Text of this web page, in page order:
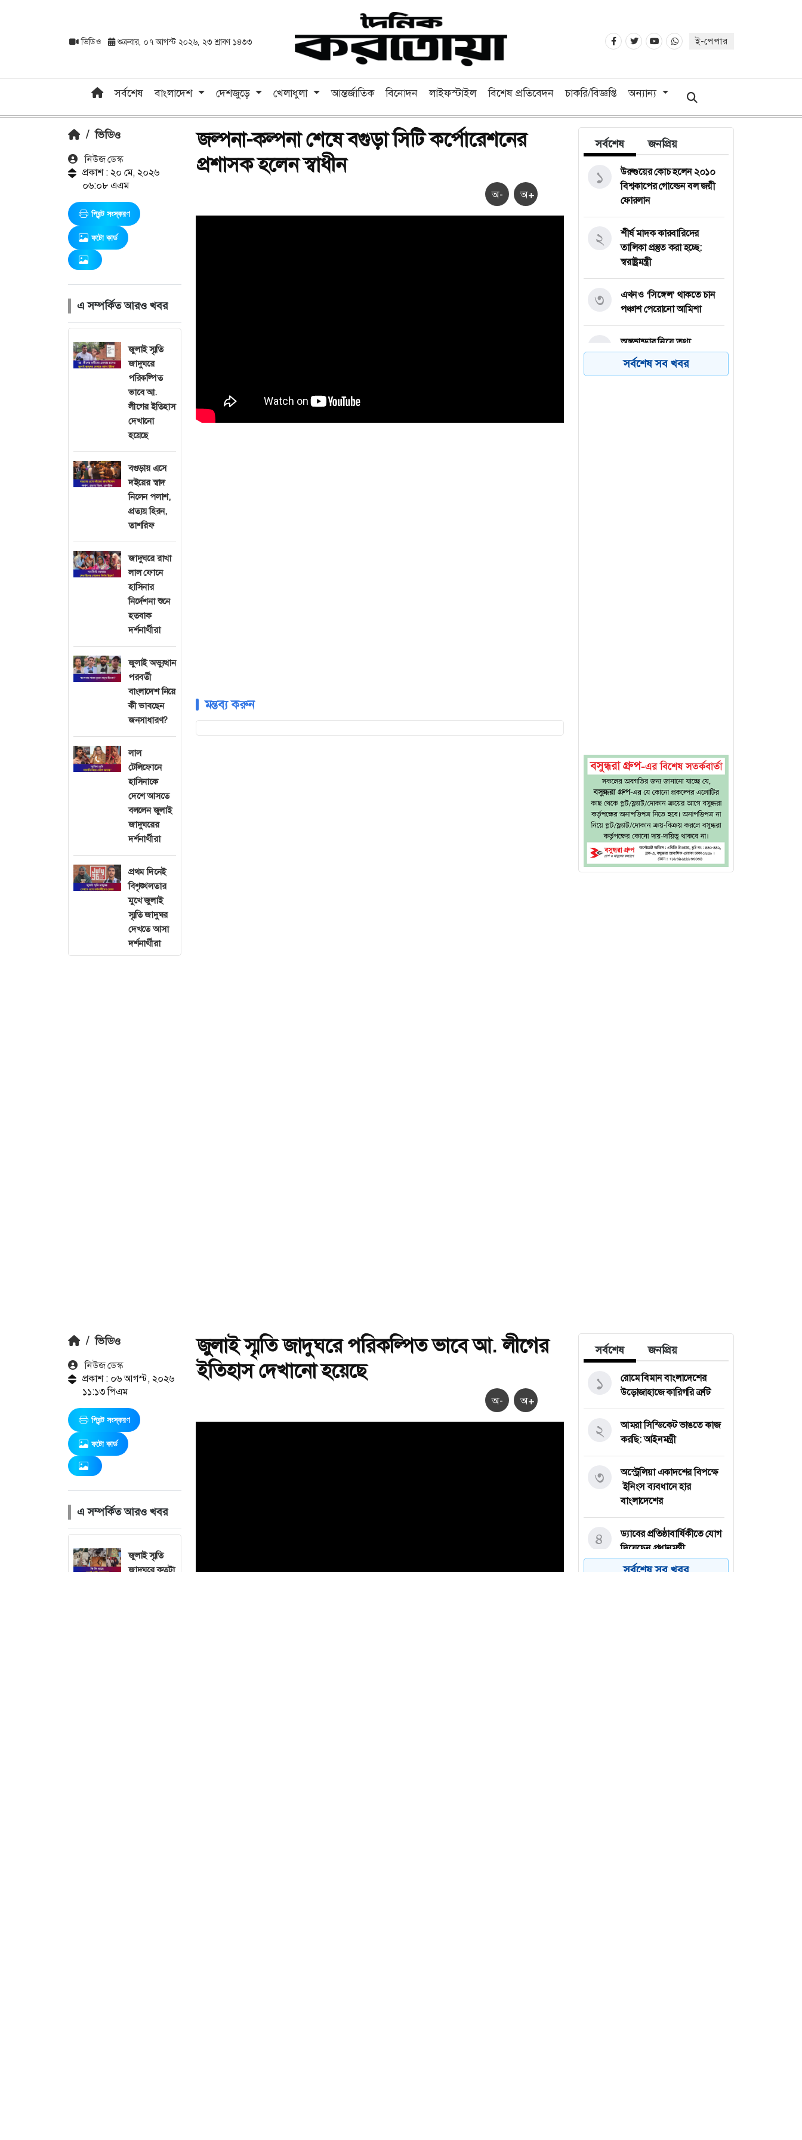
ভিডিও শুক্রবার, ০৭ আগস্ট ২০২৬, ২৩ শ্রাবণ ১৪৩৩ ই-পেপার
সর্বশেষ বাংলাদেশ দেশজুড়ে খেলাধুলা আন্তর্জাতিক বিনোদন লাইফস্টাইল বিশেষ প্রতিবেদন চাকরি/বিজ্ঞপ্তি অন্যান্য
/ ভিডিও
নিউজ ডেস্ক
প্রকাশ : ২০ মে, ২০২৬
০৬:০৮ এএম
প্রিন্ট সংস্করণ
ফটো কার্ড
এ সম্পর্কিত আরও খবর
জুলাই স্মৃতি
জাদুঘরে
পরিকল্পিত
ভাবে আ.
লীগের ইতিহাস
দেখানো
হয়েছে
বগুড়ায় এসে
দইয়ের স্বাদ
নিলেন পলাশ,
প্রত্যয় হিরন,
তাশরিফ
জাদুঘরে রাখা
লাল ফোনে
হাসিনার
নির্দেশনা শুনে
হতবাক
দর্শনার্থীরা
জুলাই অভ্যুত্থান
পরবর্তী
বাংলাদেশ নিয়ে
কী ভাবছেন
জনসাধারণ?
লাল
টেলিফোনে
হাসিনাকে
দেশে আসতে
বললেন জুলাই
জাদুঘরের
দর্শনার্থীরা
প্রথম দিনেই
বিশৃঙ্খলতার
মুখে জুলাই
স্মৃতি জাদুঘর
দেখতে আসা
দর্শনার্থীরা
জল্পনা-কল্পনা শেষে বগুড়া সিটি কর্পোরেশনের
প্রশাসক হলেন স্বাধীন
অ- অ+
মন্তব্য করুন
সর্বশেষ জনপ্রিয়
উরুগুয়ের কোচ হলেন ২০১০
বিশ্বকাপের গোল্ডেন বল জয়ী
ফোরলান
১
শীর্ষ মাদক কারবারিদের
তালিকা প্রস্তুত করা হচ্ছে:
স্বরাষ্ট্রমন্ত্রী
২
এখনও ‘সিঙ্গেল’ থাকতে চান
পঞ্চাশ পেরোনো আমিশা
৩
অস্ত্রভান্ডার নিয়ে তথ্য
ফাঁসকারীদের কারাদণ্ডের
হুঁশিয়ারি ট্রাম্পের
৪
সর্বশেষ সব খবর
/ ভিডিও
নিউজ ডেস্ক
প্রকাশ : ০৬ আগস্ট, ২০২৬
১১:১৩ পিএম
প্রিন্ট সংস্করণ
ফটো কার্ড
এ সম্পর্কিত আরও খবর
জুলাই স্মৃতি
জাদুঘরে কতটা
জুলাই স্মৃতি জাদুঘরে পরিকল্পিত ভাবে আ. লীগের
ইতিহাস দেখানো হয়েছে
অ- অ+
সর্বশেষ জনপ্রিয়
রোমে বিমান বাংলাদেশের
উড়োজাহাজে কারিগরি ত্রুটি
১
আমরা সিন্ডিকেট ভাঙতে কাজ
করছি: আইনমন্ত্রী
২
অস্ট্রেলিয়া একাদশের বিপক্ষে
ইনিংস ব্যবধানে হার
বাংলাদেশের
৩
ড্যাবের প্রতিষ্ঠাবার্ষিকীতে যোগ
দিয়েছেন প্রধানমন্ত্রী
৪
সর্বশেষ সব খবর